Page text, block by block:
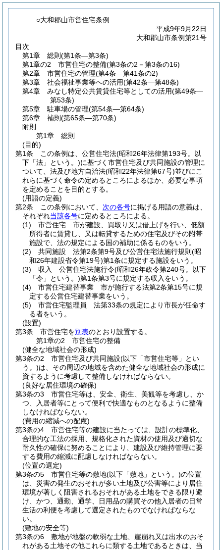
○大和郡山市営住宅条例
平成9年9月22日
大和郡山市条例第21号
目次
第1章
総則 (第1条―第3条)
第1章の2
市営住宅の整備(第3条の2－第3条の16)
第2章
市営住宅の管理(第4条―第41条の2)
第3章
社会福祉事業等への活用(第42条―第48条)
第4章
みなし特定公共賃貸住宅等としての活用(第49条―
第53条)
第5章
駐車場の管理(第54条―第64条)
第6章
補則 (第65条―第70条)
附則
第1章
総則
(目的)
第1条
この条例は、公営住宅法(昭和26年法律第193号。以
下「法」という。)に基づく市営住宅及び共同施設の管理に
ついて、法及び地方自治法(昭和22年法律第67号)並びにこ
れらに基づく命令の定めるところによるほか、必要な事項
を定めることを目的とする。
(用語の定義)
第2条
この条例において、 次の各号に掲げる用語の意義は、
それぞれ当該各号に定めるところによる。
(1)
市営住宅 市が建設、買取り又は借上げを行い、低額
所得者に賃貸し、又は転貸するための住宅及びその附帯
施設で、法の規定による国の補助に係るものをいう。
(2)
共同施設 法第2条第9号及び公営住宅法施行規則 (昭
和26年建設省令第19号)第1条に規定する施設をいう。
(3)
収入 公営住宅法施行令(昭和26年政令第240号。以下
「令」という。)第1条第3号に規定する収入をいう。
(4)
市営住宅建替事業 市が施行する法第2条第15号に規
定する公営住宅建替事業をいう。
(5)
市営住宅監理員 法第33条の規定により市長が任命す
る者をいう。
(設置)
第3条
市営住宅を別表のとおり設置する。
第1章の2
市営住宅の整備
(健全な地域社会の形成)
第3条の2
市営住宅及び共同施設(以下「市営住宅等」とい
う。)は、その周辺の地域を含めた健全な地域社会の形成に
資するように考慮して整備しなければならない。
(良好な居住環境の確保)
第3条の3
市営住宅等は、安全、衛生、美観等を考慮し、か
つ、入居者等にとって便利で快適なものとなるように整備
しなければならない。
(費用の縮減への配慮)
第3条の4
市営住宅等の建設に当たっては、設計の標準化、
合理的な工法の採用、規格化された資材の使用及び適切な
耐久性の確保に努めることにより、建設及び維持管理に要
する費用の縮減に配慮しなければならない。
(位置の選定)
第3条の5
市営住宅等の敷地(以下「敷地」という。)の位置
は、災害の発生のおそれが多い土地及び公害等により居住
環境が著しく阻害されるおそれがある土地をできる限り避
け、かつ、通勤、通学、日用品の購買その他入居者の日常
生活の利便を考慮して選定されたものでなければならな
い。
(敷地の安全等)
第3条の6
敷地が地盤の軟弱な土地、崖崩れ又は出水のおそ
れがある土地その他これらに類する土地であるときは、当